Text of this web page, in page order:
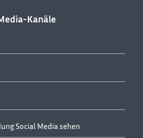
Kanäle
Social Media sehen